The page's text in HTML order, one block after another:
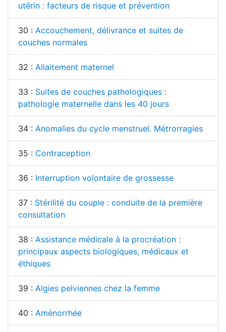
utérin : facteurs de risque et prévention
30 : Accouchement, délivrance et suites de
couches normales
32 : Allaitement maternel
33 : Suites de couches pathologiques :
pathologie maternelle dans les 40 jours
34 : Anomalies du cycle menstruel. Métrorragies
35 : Contraception
36 : Interruption volontaire de grossesse
37 : Stérilité du couple : conduite de la première
consultation
38 : Assistance médicale à la procréation :
principaux aspects biologiques, médicaux et
éthiques
39 : Algies pelviennes chez la femme
40 : Aménorrhée